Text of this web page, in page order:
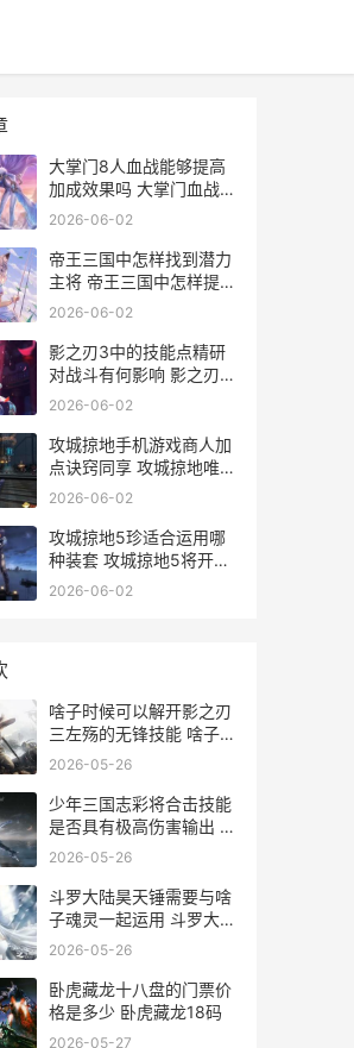
大掌门8人血战能够提高
加成效果吗 大掌门血战对
阵表
2026-06-02
帝王三国中怎样找到潜力
主将 帝王三国中怎样提高
战力
2026-06-02
影之刃3中的技能点精研
对战斗有何影响 影之刃3
技能
2026-06-02
攻城掠地手机游戏商人加
点诀窍同享 攻城掠地唯一
正版官网
2026-06-02
攻城掠地5珍适合运用哪
种装套 攻城掠地5将开启
条件
2026-06-02
啥子时候可以解开影之刃
三左殇的无锋技能 啥子时
候可以解封啊
2026-05-26
少年三国志彩将合击技能
是否具有极高伤害输出 少
年三国志彩金武将阵容
2026-05-26
斗罗大陆昊天锤需要与啥
子魂灵一起运用 斗罗大陆
昊天锤小说
2026-05-26
卧虎藏龙十八盘的门票价
格是多少 卧虎藏龙18码
2026-05-27